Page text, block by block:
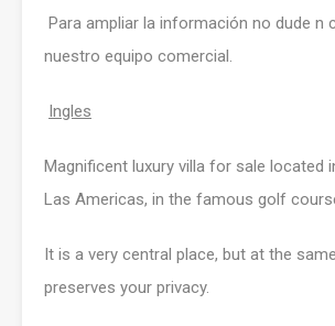
Para ampliar la información no dude n
nuestro equipo comercial.
Ingles
Magnificent luxury villa for sale located
Las Americas, in the famous golf
It is a very central place, but at the
preserves your privacy.